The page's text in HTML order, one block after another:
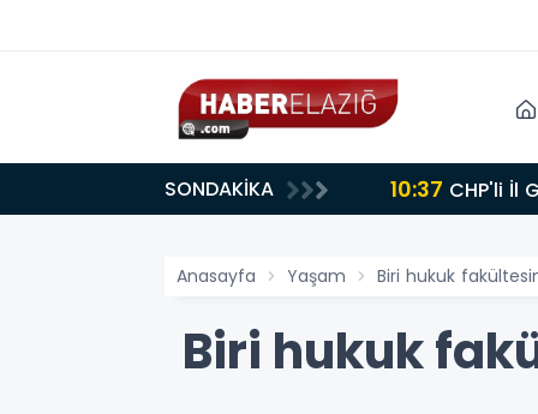
SONDAKİKA 10:37 CHP'li İl
Anasayfa Yaşam Biri hukuk
Biri hukuk